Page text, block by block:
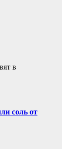
в
соль от